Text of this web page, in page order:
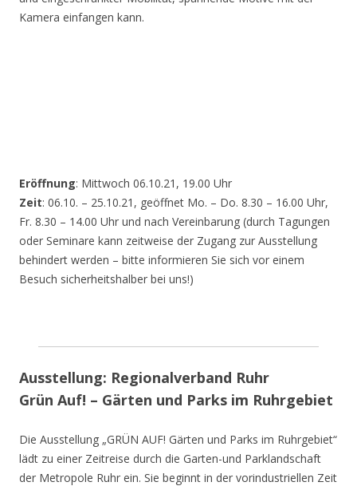
Kamera einfangen kann.
Eröffnung: Mittwoch 06.10.21, 19.00 Uhr
Zeit: 06.10. – 25.10.21, geöffnet Mo. – Do. 8.30 – 16.00 Uhr,
Fr. 8.30 – 14.00 Uhr und nach Vereinbarung (durch Tagungen
oder Seminare kann zeitweise der Zugang zur Ausstellung
behindert werden – bitte informieren Sie sich vor einem
Besuch sicherheitshalber bei uns!)
Ausstellung: Regionalverband Ruhr
Grün Auf! – Gärten und Parks im Ruhrgebiet
Die Ausstellung „GRÜN AUF! Gärten und Parks im Ruhrgebiet“
lädt zu einer Zeitreise durch die Garten-und Parklandschaft
der Metropole Ruhr ein. Sie beginnt in der vorindustriellen Zeit